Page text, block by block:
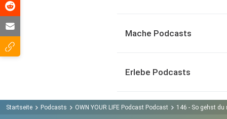
Mache Podcasts
Erlebe Podcasts
Startseite Podcasts OWN YOUR LIFE Podcast Podcast 146 - So gehst du